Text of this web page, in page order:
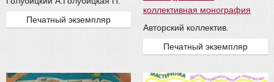
Печатный экземпляр
коллективная монография
Авторский коллектив.
Печатный экземпляр